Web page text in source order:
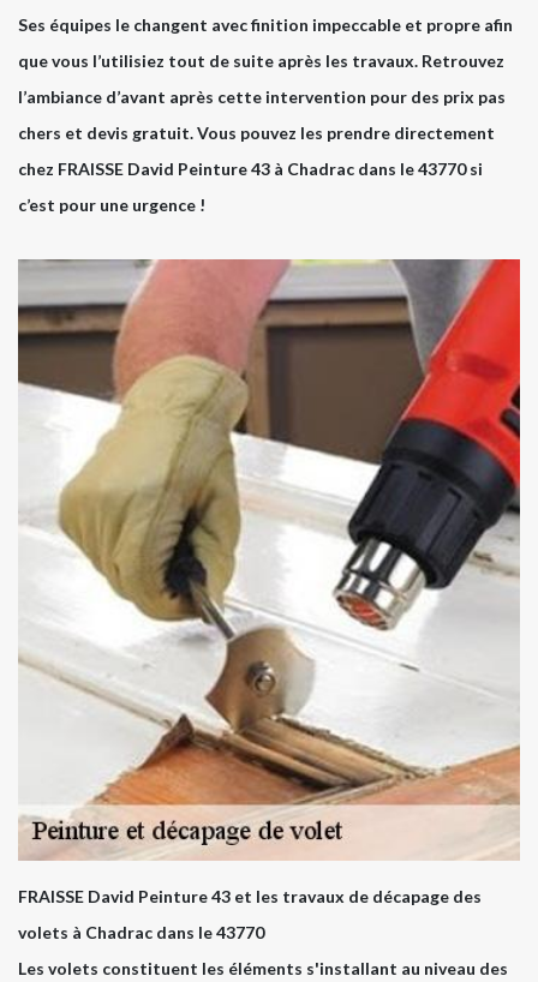
Ses équipes le changent avec finition impeccable et propre afin
que vous l’utilisiez tout de suite après les travaux. Retrouvez
l’ambiance d’avant après cette intervention pour des prix pas
chers et devis gratuit. Vous pouvez les prendre directement
chez FRAISSE David Peinture 43 à Chadrac dans le 43770 si
c’est pour une urgence !
FRAISSE David Peinture 43 et les travaux de décapage des
volets à Chadrac dans le 43770
Les volets constituent les éléments s'installant au niveau des